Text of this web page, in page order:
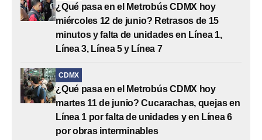
¿Qué pasa en el Metrobús CDMX hoy
miércoles 12 de junio? Retrasos de 15
minutos y falta de unidades en Línea 1,
Línea 3, Línea 5 y Línea 7
CDMX
¿Qué pasa en el Metrobús CDMX hoy
martes 11 de junio? Cucarachas, quejas en
Línea 1 por falta de unidades y en Línea 6
por obras interminables